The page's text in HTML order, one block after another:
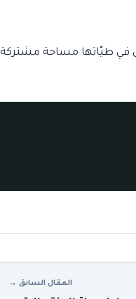
في طيّاتها مساحة مشتركة
المقال السابق →